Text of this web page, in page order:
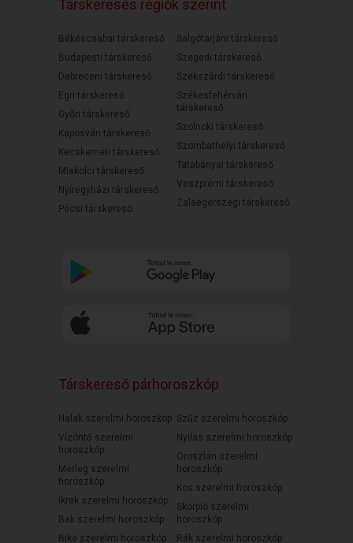
Társkeresés régiók szerint
Békéscsabai társkereső
Budapesti társkereső
Debreceni társkereső
Egri társkereső
Győri társkereső
Kaposvári társkereső
Kecskeméti társkereső
Miskolci társkereső
Nyíregyházi társkereső
Pécsi társkereső
Salgótarjáni társkereső
Szegedi társkereső
Szekszárdi társkereső
Székesfehérvári
társkereső
Szolnoki társkereső
Szombathelyi társkereső
Tatabányai társkereső
Veszprémi társkereső
Zalaegerszegi társkereső
Társkereső párhoroszkóp
Halak szerelmi horoszkóp
Vízöntő szerelmi
horoszkóp
Mérleg szerelmi
horoszkóp
Ikrek szerelmi horoszkóp
Bak szerelmi horoszkóp
Bika szerelmi horoszkóp
Szűz szerelmi horoszkóp
Nyilas szerelmi horoszkóp
Oroszlán szerelmi
horoszkóp
Kos szerelmi horoszkóp
Skorpió szerelmi
horoszkóp
Rák szerelmi horoszkóp